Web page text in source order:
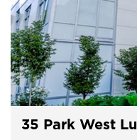
35 Park West